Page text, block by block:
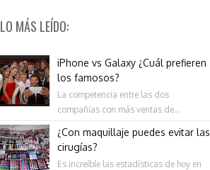
LO MÁS LEÍDO:
iPhone vs Galaxy ¿Cuál prefieren
los famosos?
La competencia entre las dos
compañías con más ventas de...
¿Con maquillaje puedes evitar las
cirugías?
Es increíble las estadísticas de hoy en